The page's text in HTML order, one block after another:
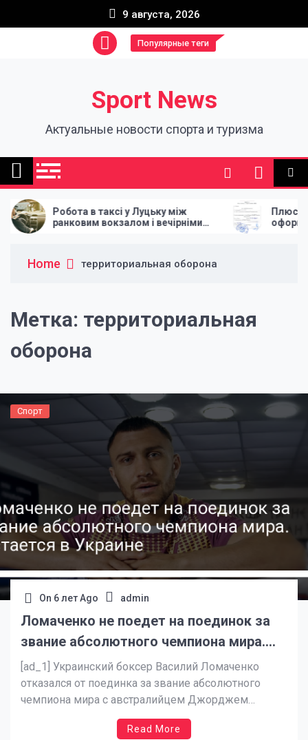
9 августа, 2026
Популярные теги
Sport News
Актуальные новости спорта и туризма
Робота в таксі у Луцьку між
ранковим вокзалом і вечірніми
поверненнями
Плюсы
оформления
Home территориальная оборона
Метка: территориальная
оборона
Спорт
On 6 лет Ago admin
Ломаченко не поедет на поединок за
звание абсолютного чемпиона мира.
Остается в Украине — новости Украины,
Спорт
[ad_1] Украинский боксер Василий Ломаченко
отказался от поединка за звание абсолютного
чемпиона мира с австралийцем Джорджем
Камбососом, сообщили на официальной фб-
странице спортсмена, ссылаясь на слова
Read More